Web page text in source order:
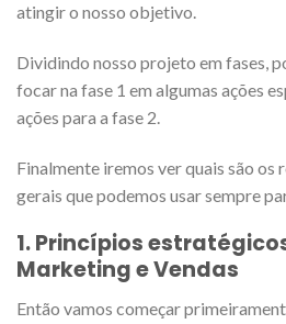
atingir o nosso objetivo.
Dividindo nosso projeto em fases,
focar na fase 1 em algumas ações
ações para a fase 2.
Finalmente iremos ver quais são os
gerais que podemos usar sempre
1. Princípios
Marketing e Vendas
Então vamos começar